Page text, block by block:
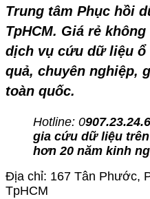
Trung tâm Phục hồi
TpHCM. Giá rẻ
dịch vụ cứu dữ liệu ổ
quả, chuyên nghiệp,
toàn quốc.
Hotline: 0
gia cứu dữ liệu
hơn 20 năm kinh
Địa chỉ: 167 Tân Phước,
TpHCM